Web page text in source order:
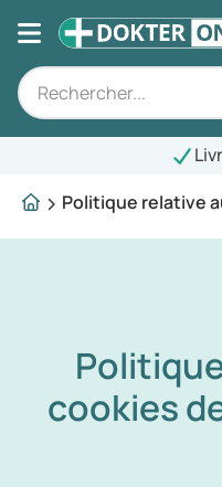
Politique relative
cookies